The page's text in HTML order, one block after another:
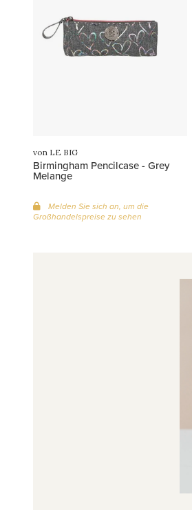
von LE BIG
Birmingham Pencilcase - Grey
Melange
Melden Sie sich an, um die
Großhandelspreise zu sehen